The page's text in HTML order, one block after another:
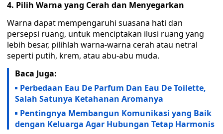
4. Pilih Warna yang Cerah dan Menyegarkan
Warna dapat mempengaruhi suasana hati dan
persepsi ruang, untuk menciptakan ilusi ruang yang
lebih besar, pilihlah warna-warna cerah atau netral
seperti putih, krem, atau abu-abu muda.
Baca Juga:
Perbedaan Eau De Parfum Dan Eau De Toilette,
Salah Satunya Ketahanan Aromanya
Pentingnya Membangun Komunikasi yang Baik
dengan Keluarga Agar Hubungan Tetap Harmonis